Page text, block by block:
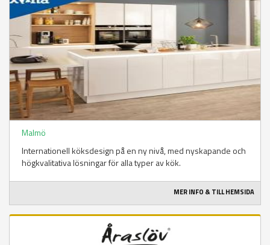
Malmö
Internationell köksdesign på en ny nivå, med nyskapande och
högkvalitativa lösningar för alla typer av kök.
MER INFO & TILL HEMSIDA